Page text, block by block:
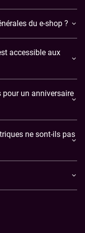
du e-shop ?
accessible aux
pour un anniversaire
ne sont-ils pas